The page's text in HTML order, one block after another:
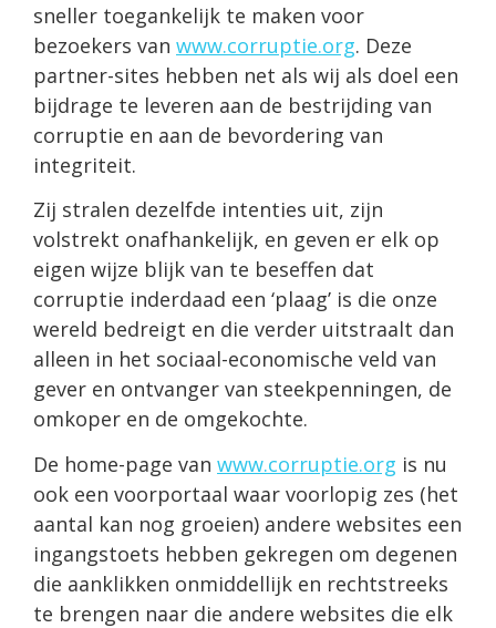
sneller toegankelijk te maken voor
bezoekers van www.corruptie.org. Deze
partner-sites hebben net als wij als doel een
bijdrage te leveren aan de bestrijding van
corruptie en aan de bevordering van
integriteit.
Zij stralen dezelfde intenties uit, zijn
volstrekt onafhankelijk, en geven er elk op
eigen wijze blijk van te beseffen dat
corruptie inderdaad een ‘plaag’ is die onze
wereld bedreigt en die verder uitstraalt dan
alleen in het sociaal-economische veld van
gever en ontvanger van steekpenningen, de
omkoper en de omgekochte.
De home-page van www.corruptie.org is nu
ook een voorportaal waar voorlopig zes (het
aantal kan nog groeien) andere websites een
ingangstoets hebben gekregen om degenen
die aanklikken onmiddellijk en rechtstreeks
te brengen naar die andere websites die elk